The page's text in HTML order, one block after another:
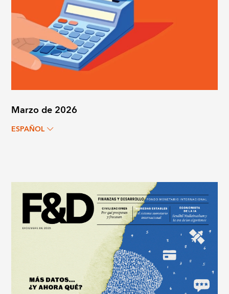
Marzo de 2026
ESPAÑOL